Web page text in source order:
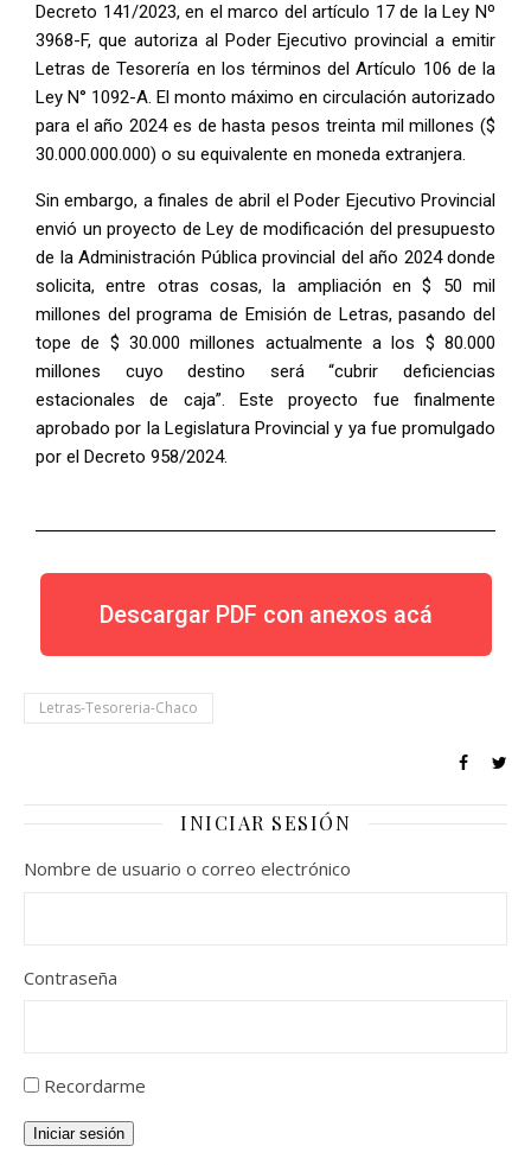
Decreto 141/2023, en el marco del artículo 17 de la Ley Nº
3968-F, que autoriza al Poder Ejecutivo provincial a emitir
Letras de Tesorería en los términos del Artículo 106 de la
Ley N° 1092-A. El monto máximo en circulación autorizado
para el año 2024 es de hasta pesos treinta mil millones ($
30.000.000.000) o su equivalente en moneda extranjera.
Sin embargo, a finales de abril el Poder Ejecutivo Provincial
envió un proyecto de Ley de modificación del presupuesto
de la Administración Pública provincial del año 2024 donde
solicita, entre otras cosas, la ampliación en $ 50 mil
millones del programa de Emisión de Letras, pasando del
tope de $ 30.000 millones actualmente a los $ 80.000
millones cuyo destino será “cubrir deficiencias
estacionales de caja”. Este proyecto fue finalmente
aprobado por la Legislatura Provincial y ya fue promulgado
por el Decreto 958/2024.
Descargar PDF con anexos acá
Letras-Tesoreria-Chaco
INICIAR SESIÓN
Nombre de usuario o correo electrónico
Contraseña
Recordarme
Iniciar sesión